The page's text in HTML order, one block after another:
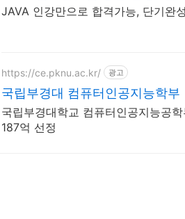
JAVA 인강만으로 합격가능, 단기완
https://ce.pknu.ac.kr/ 광고
국립부경대 컴퓨터인공지능학부
국립부경대학교 컴퓨터인공지능공
187억 선정